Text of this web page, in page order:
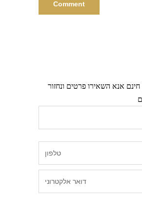
חינם אנא השאירו פרטים ונחזור